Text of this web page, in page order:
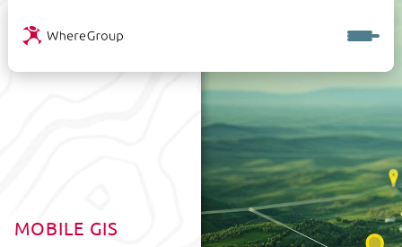
MOBILE GIS